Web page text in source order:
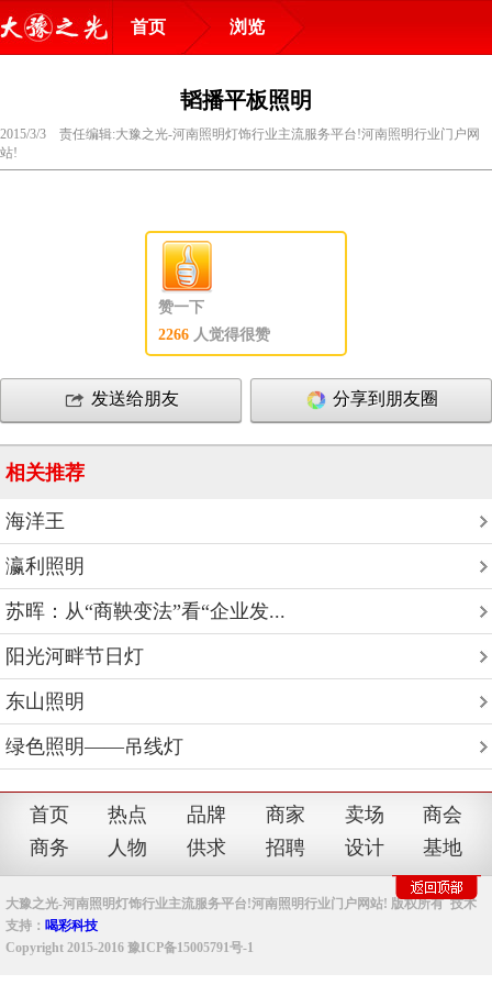
首页 浏览
韬播平板照明
2015/3/3 责任编辑:大豫之光-河南照明灯饰行业主流服务平台!河南照明行业门户网
站!
赞一下
2266 人觉得很赞
发送给朋友 分享到朋友圈
相关推荐
海洋王
瀛利照明
苏晖：从“商鞅变法”看“企业发...
阳光河畔节日灯
东山照明
绿色照明——吊线灯
首页 热点 品牌 商家 卖场
商会
商务
人物 供求 招聘 设计 基地
大豫之光-河南照明灯饰行业主流服务平台!河南照明行业门户网站! 版权所有 技术
支持： 喝彩科技
Copyright 2015-2016 豫ICP备15005791号-1